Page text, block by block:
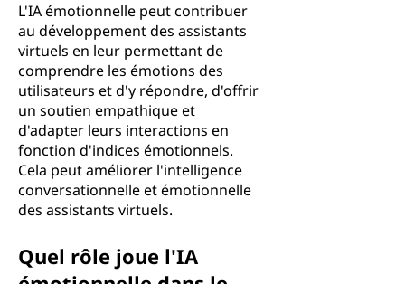
L'IA émotionnelle peut contribuer
au développement des assistants
virtuels en leur permettant de
comprendre les émotions des
utilisateurs et d'y répondre, d'offrir
un soutien empathique et
d'adapter leurs interactions en
fonction d'indices émotionnels.
Cela peut améliorer l'intelligence
conversationnelle et émotionnelle
des assistants virtuels.
Quel rôle joue l'IA